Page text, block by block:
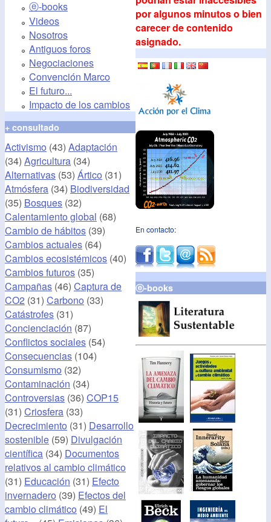
ⓔ-books
Videos
Nosotros
Antiguos foros
Negociaciones
Convención Marco
El futuro...
Impacto de los cambios
+ consultado
Activismo (43) Adaptación
(34) Agricultura (34)
Alternativas (53) Ártico (31)
Atmósfera (34) Biodiversidad
(35) Bosques (32)
Calentamiento global (68)
Cambio de hábitos (39)
Cambios actuales (64)
Cambios ecosistémicos (40)
Cambios futuros (35)
Campañas (46) Captura de
CO2 (31) Carbono (33)
Catástrofes (31)
Concienciación (87)
Conflictos sociales (54)
Consecuencias (104)
Consumismo (32)
Contaminación (34)
Controversias (36) COP15
(31) Criosfera (33)
Decrecimiento (31) Desarrollo
sostenible (59) Divulgación
científica (34) Documentos
relativos al cambio climático
(31) Educación (31) Efecto
invernadero (39) Efectos del
cambio climático (49) El
por algunos minutos o bien
carecer de contenido
asignado.
En contacto:
ⓔ-books